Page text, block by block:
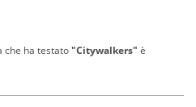
che ha testato"Citywalkers" è